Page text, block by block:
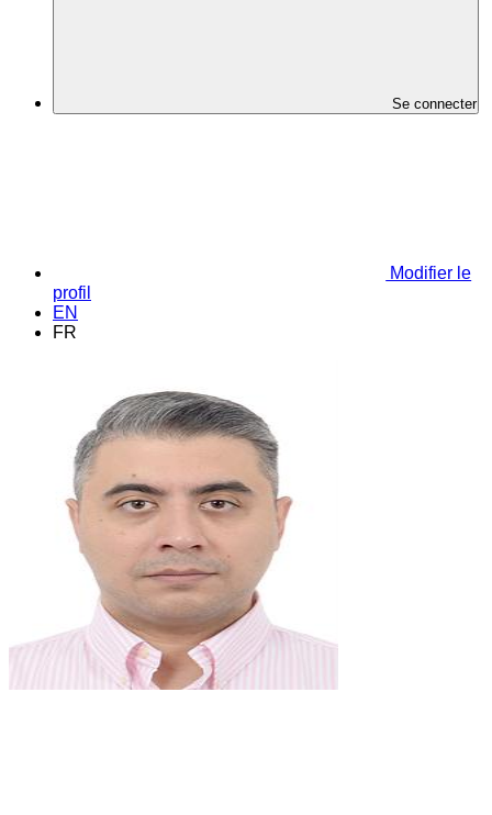
Se connecter
Modifier le
profil
EN
FR